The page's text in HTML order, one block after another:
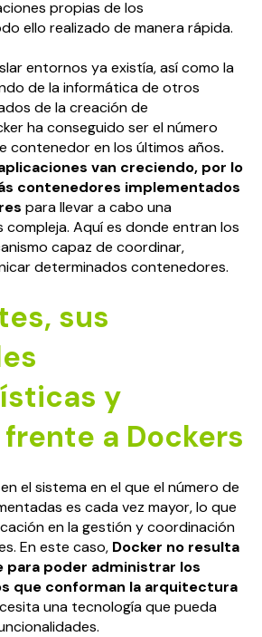
propias de los
ello realizado de manera rápida.
entornos ya existía, así como la
de la informática de otros
de la creación de
ha conseguido ser el número
contenedor en los últimos años.
van creciendo, por lo
contenedores implementados
para llevar a cabo una
compleja. Aquí es donde entran los
capaz de coordinar,
determinados contenedores.
sus
y
a Dockers
el sistema en el que el número de
es cada vez mayor, lo que
en la gestión y coordinación
En este caso, Docker no resulta
para poder administrar los
que conforman la arquitectura
una tecnología que pueda